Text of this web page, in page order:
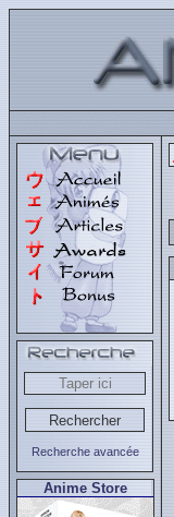
Recherche avancée
Anime Store